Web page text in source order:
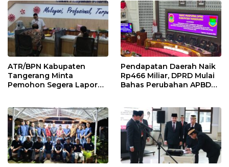
ATR/BPN Kabupaten
Tangerang Minta
Pemohon Segera Lapor
Pendapatan Daerah Naik
Rp466 Miliar, DPRD Mulai
Bahas Perubahan APBD